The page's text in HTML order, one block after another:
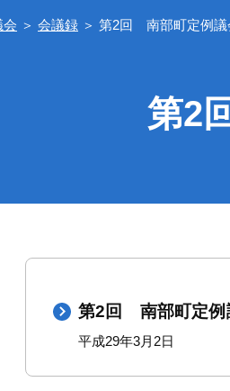
・入学・教育 結
入札
会 ＞ 会議録 ＞ 第2回 南部町定例議
第2
第2回 南部町定例
平成29年3月2日